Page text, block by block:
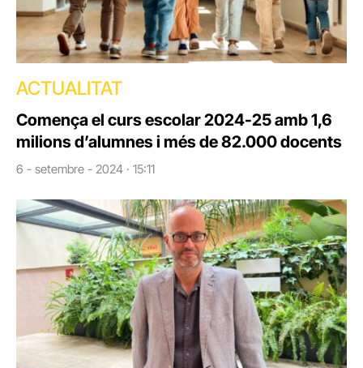
ACTUALITAT
Comença el curs escolar 2024-25 amb 1,6
milions d’alumnes i més de 82.000 docents
6 - setembre - 2024 · 15:11